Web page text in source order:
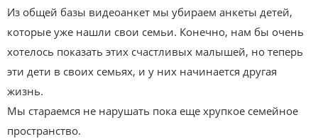
Из общей базы видеоанкет мы убираем анкеты детей,
которые уже нашли свои семьи. Конечно, нам бы очень
хотелось показать этих счастливых малышей, но теперь
эти дети в своих семьях, и у них начинается другая
жизнь.
Мы стараемся не нарушать пока еще хрупкое семейное
пространство.